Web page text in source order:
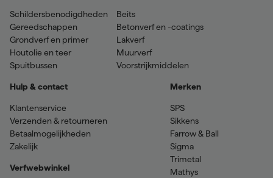
Schildersbenodigdheden
Gereedschappen
Grondverf en primer
Houtolie en teer
Spuitbussen
Beits
Betonverf en -coatings
Lakverf
Muurverf
Voorstrijkmiddelen
Hulp & contact
Klantenservice
Verzenden & retourneren
Betaalmogelijkheden
Zakelijk
Verfwebwinkel
Merken
SPS
Sikkens
Farrow & Ball
Sigma
Trimetal
Mathys